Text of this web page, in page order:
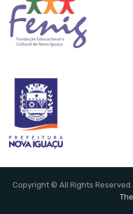
Copyright © All Rights